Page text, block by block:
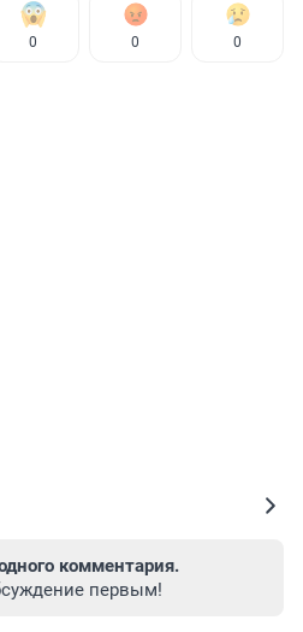
0 0 0
комментария.
первым!